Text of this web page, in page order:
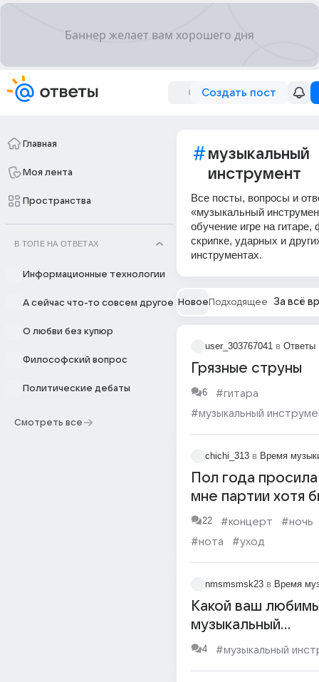
Создать пост
Главная
Моя лента
Пространства
В ТОПЕ НА ОТВЕТАХ
Информационные технологии
А сейчас что-то совсем другое
О любви без купюр
Философский вопрос
Политические дебаты
Смотреть все
музыкальный
инструмент
Все посты, вопросы и
«музыкальный
обучение игре на гитаре,
скрипке, ударных и
инструментах.
Новое Подходящее За всё
user_303767041 в Ответы
Грязные струны
6
#гитара
#музыкальный
chichi_313 в Время
Пол года просила
мне партии хотя
месяц до
конечно, их
22 #концерт
#ночь
#нота
#уход
#музыкальный
nmsmsmsk23 в Время
Какой ваш
музыкальный
инструмент(если
4 #музыкальный